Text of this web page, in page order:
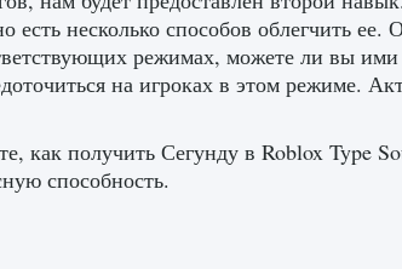
есть несколько способов облегчить
режимах, можете ли вы
на игроках в этом режиме.
как получить Сегунду в Roblox Type
способность.